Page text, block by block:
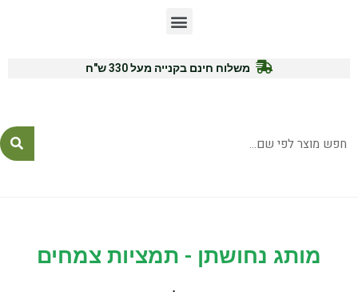
משלוח חינם בקנייה מעל 330 ש"ח
מותג נחושתן - תמציות צמחים